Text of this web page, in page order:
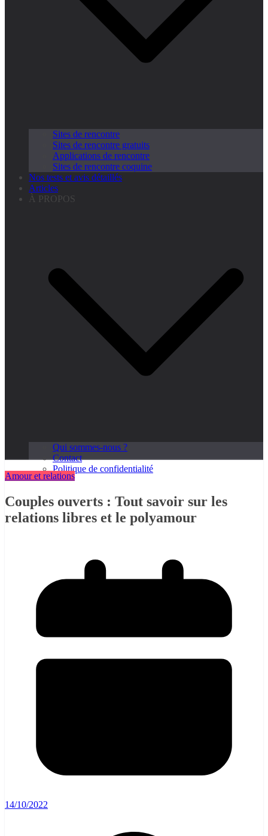
Sites de rencontre
Sites de rencontre gratuits
Applications de rencontre
Sites de rencontre coquine
Nos tests et avis détaillés
Articles
À PROPOS
Qui sommes-nous ?
Contact
Politique de confidentialité
Amour et relations
Couples ouverts : Tout savoir sur les
relations libres et le polyamour
14/10/2022